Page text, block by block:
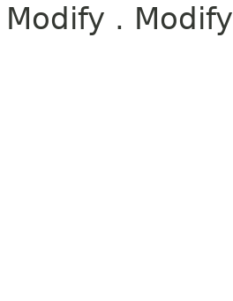
Modify . Modify